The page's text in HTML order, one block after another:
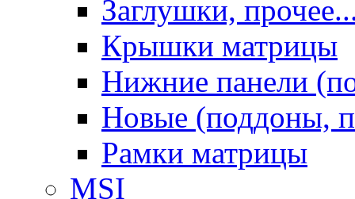
Заглушки,
Крышки матрицы
Нижние панели
Новые (поддоны,
Рамки матрицы
MSI